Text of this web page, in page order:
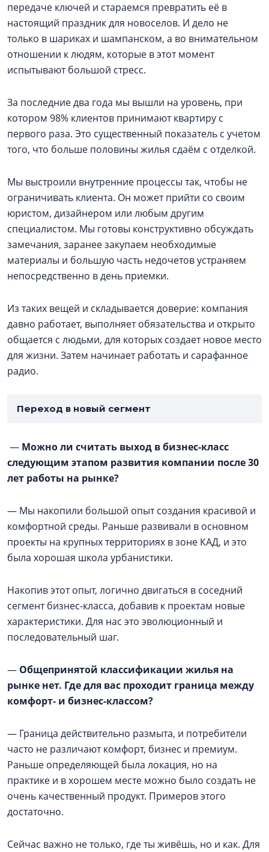
передаче ключей и стараемся превратить её в
настоящий праздник для новоселов. И дело не
только в шариках и шампанском, а во внимательном
отношении к людям, которые в этот момент
испытывают большой стресс.
За последние два года мы вышли на уровень, при
котором 98% клиентов принимают квартиру с
первого раза. Это существенный показатель с учетом
того, что больше половины жилья сдаём с отделкой.
Мы выстроили внутренние процессы так, чтобы не
ограничивать клиента. Он может прийти со своим
юристом, дизайнером или любым другим
специалистом. Мы готовы конструктивно обсуждать
замечания, заранее закупаем необходимые
материалы и большую часть недочетов устраняем
непосредственно в день приемки.
Из таких вещей и складывается доверие: компания
давно работает, выполняет обязательства и открыто
общается с людьми, для которых создает новое место
для жизни. Затем начинает работать и сарафанное
радио.
Переход в новый сегмент
— Можно ли считать выход в бизнес-класс
следующим этапом развития компании после 30
лет работы на рынке?
— Мы накопили большой опыт создания красивой и
комфортной среды. Раньше развивали в основном
проекты на крупных территориях в зоне КАД, и это
была хорошая школа урбанистики.
Накопив этот опыт, логично двигаться в соседний
сегмент бизнес-класса, добавив к проектам новые
характеристики. Для нас это эволюционный и
последовательный шаг.
— Общепринятой классификации жилья на
рынке нет. Где для вас проходит граница между
комфорт- и бизнес-классом?
— Граница действительно размыта, и потребители
часто не различают комфорт, бизнес и премиум.
Раньше определяющей была локация, но на
практике и в хорошем месте можно было создать не
очень качественный продукт. Примеров этого
достаточно.
Сейчас важно не только, где ты живёшь, но и как. Для